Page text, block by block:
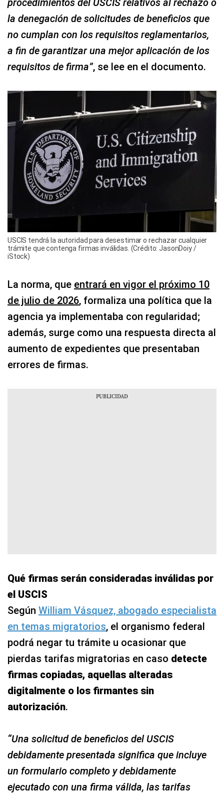
procedimientos del USCIS relativos al rechazo o
la denegación de solicitudes de beneficios que
no cumplan con los requisitos reglamentarios,
a fin de garantizar una mejor aplicación de los
requisitos de firma”, se lee en el documento.
USCIS tendrá la autoridad para desestimar o rechazar cualquier
trámite que contenga firmas inválidas. (Crédito: JasonDoiy /
iStock)
La norma, que entrará en vigor el próximo 10
de julio de 2026, formaliza una política que la
agencia ya implementaba con regularidad;
además, surge como una respuesta directa al
aumento de expedientes que presentaban
errores de firmas.
Qué firmas serán consideradas inválidas por
el USCIS
Según William Vásquez, abogado especialista
en temas migratorios, el organismo federal
podrá negar tu trámite u ocasionar que
pierdas tarifas migratorias en caso detecte
firmas copiadas, aquellas alteradas
digitalmente o los firmantes sin
autorización.
“Una solicitud de beneficios del USCIS
debidamente presentada significa que incluye
un formulario completo y debidamente
ejecutado con una firma válida, las tarifas